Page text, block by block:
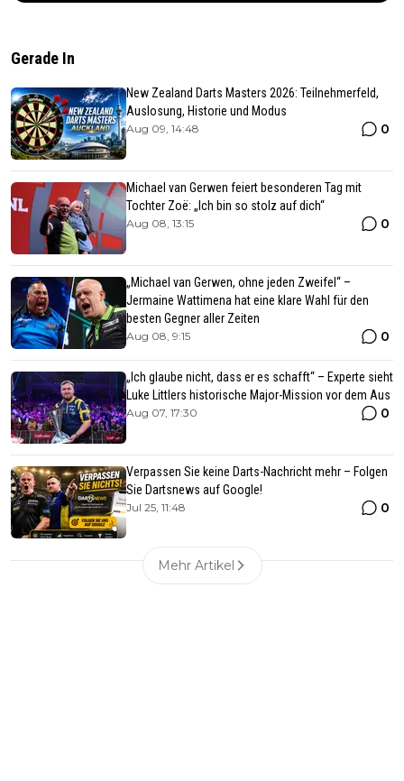
Gerade In
New Zealand Darts Masters 2026: Teilnehmerfeld,
Auslosung, Historie und Modus
Aug 09, 14:48 0
Michael van Gerwen feiert besonderen Tag mit
Tochter Zoë: „Ich bin so stolz auf dich“
Aug 08, 13:15 0
„Michael van Gerwen, ohne jeden Zweifel“ –
Jermaine Wattimena hat eine klare Wahl für den
besten Gegner aller Zeiten
Aug 08, 9:15 0
„Ich glaube nicht, dass er es schafft“ – Experte sieht
Luke Littlers historische Major-Mission vor dem Aus
Aug 07, 17:30 0
Verpassen Sie keine Darts-Nachricht mehr – Folgen
Sie Dartsnews auf Google!
Jul 25, 11:48 0
Mehr Artikel